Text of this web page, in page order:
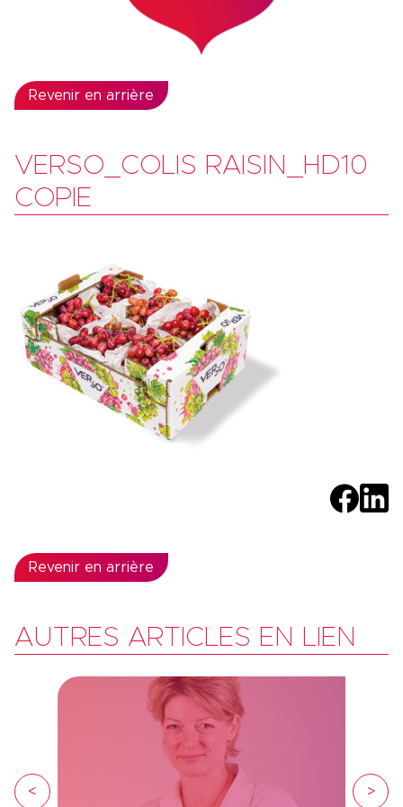
Revenir en arrière
VERSO_COLIS RAISIN_HD10
COPIE
Revenir en arrière
AUTRES ARTICLES EN LIEN
< >